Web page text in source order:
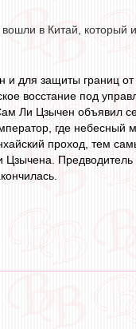
в Китай, который
и для защиты границ
восстание под
Ли Цзычен объявил
где
проход, тем